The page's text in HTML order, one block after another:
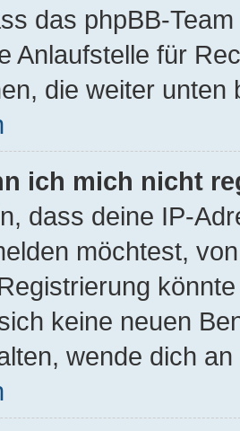
das phpBB-
Anlaufstelle für
die weiter unten
ich mich nicht
dass deine IP-
möchtest,
keine neuen
wende dich